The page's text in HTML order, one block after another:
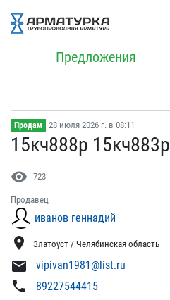
Предложения
Продам 28 июля 2026 г. в 08:11
15кч888р 15кч883р
visibility 723
Продавец
иванов геннадий
location_on Златоуст / Челябинская область
mail vipivan1981@list.ru
phone 89227544415